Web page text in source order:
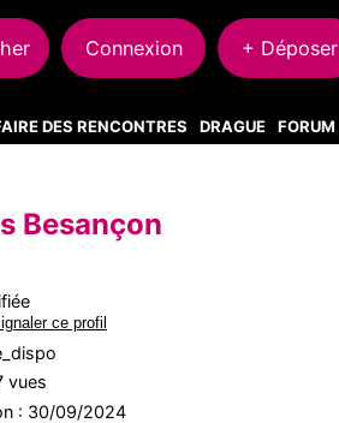
Connexion + Déposer
DES RENCONTRES DRAGUE FORUM
Besançon
ce profil
vues
: 30/09/2024